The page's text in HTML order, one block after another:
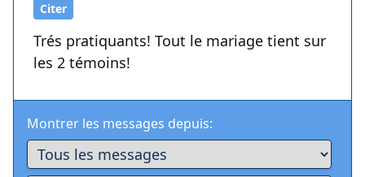
Citer
Trés pratiquants! Tout le mariage tient sur
les 2 témoins!
Montrer les messages depuis: